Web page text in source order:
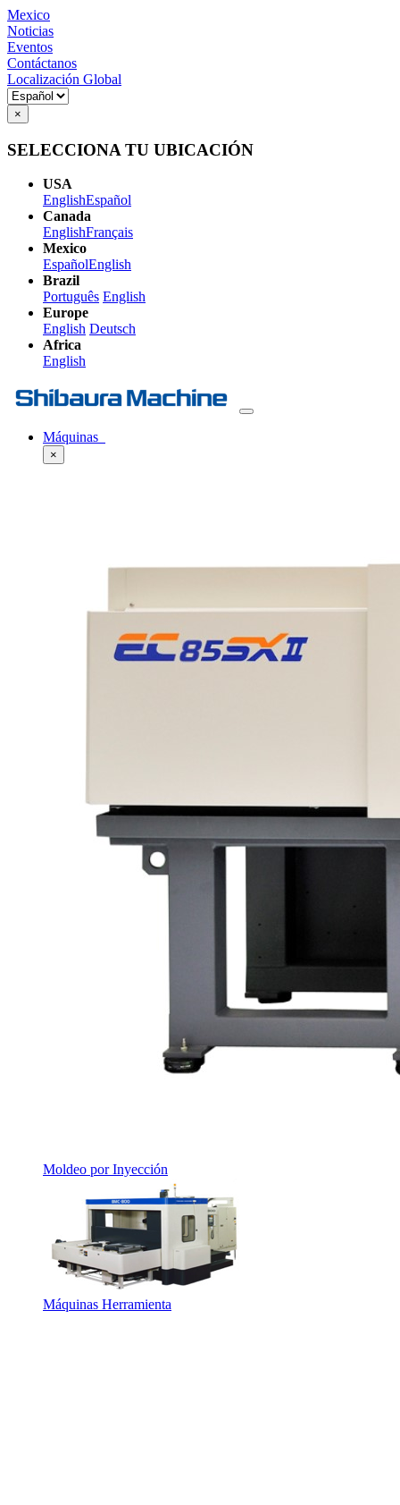
Mexico
Noticias
Eventos
Contáctanos
Localización Global
×
SELECCIONA TU UBICACIÓN
USA
EnglishEspañol
Canada
EnglishFrançais
Mexico
EspañolEnglish
Brazil
Português English
Europe
English Deutsch
Africa
English
Máquinas
×
Moldeo por Inyección
Máquinas Herramienta